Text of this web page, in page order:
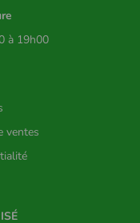
à 19h00
ventes